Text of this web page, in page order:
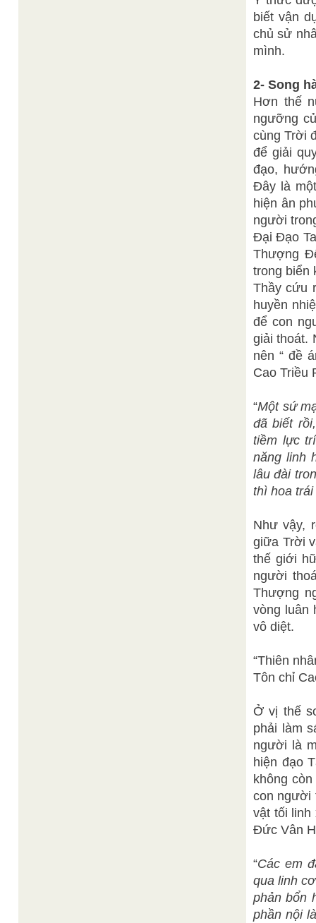
biết vận
chủ sử
mình.
2- Song
Hơn thế
ngưỡng
cùng Trời
để giải
đạo,
Đây là
hiện ân
người
Đại Đạo
Thượng
trong biển
Thầy cứu
huyền
để con
giải thoát.
nên “ đề
Cao Triều
“Một sứ
đã biết
tiềm lực
năng linh
lâu đài
thì hoa
Như vậy,
giữa Trời
thế giới
người
Thượng
vòng luân
vô diệt.
“Thiên
Tôn chỉ
Ở vị thế
phải làm
người là
hiện đạo
không
con người
vật tối
Đức Vân
“Các em
qua linh
phản bổn
phần nội